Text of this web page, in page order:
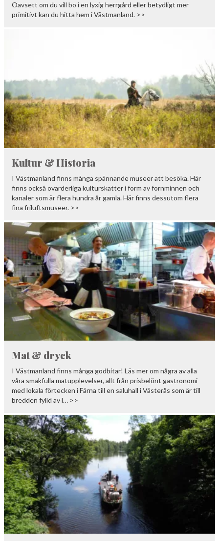
Oavsett om du vill bo i en lyxig herrgård eller betydligt mer
primitivt kan du hitta hem i Västmanland. >>
Kultur & Historia
I Västmanland finns många spännande museer att besöka. Här
finns också ovärderliga kulturskatter i form av fornminnen och
kanaler som är flera hundra år gamla. Här finns dessutom flera
fina friluftsmuseer. >>
Mat & dryck
I Västmanland finns många godbitar! Läs mer om några av alla
våra smakfulla matupplevelser, allt från prisbelönt gastronomi
med lokala förtecken i Färna till en saluhall i Västerås som är till
bredden fylld av l… >>